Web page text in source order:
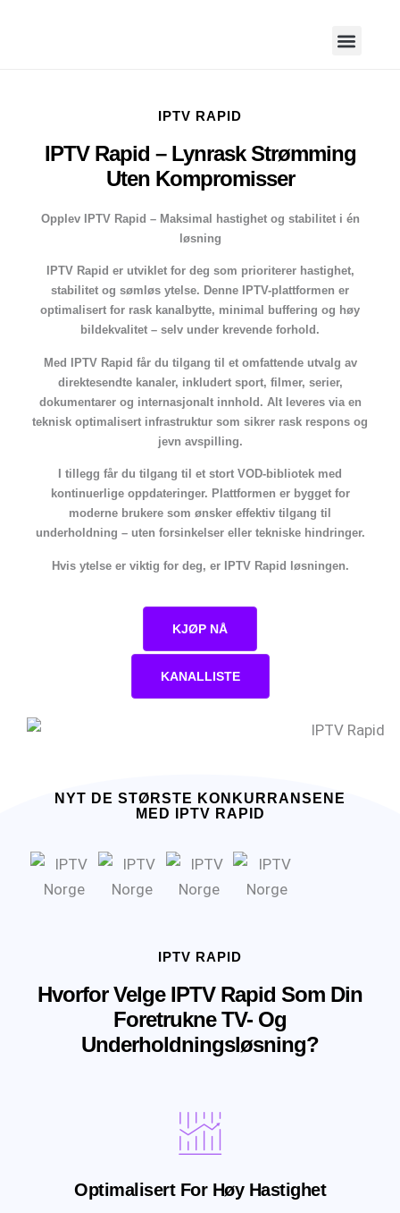
IPTV RAPID
IPTV Rapid – Lynrask Strømming
Uten Kompromisser
Opplev IPTV Rapid – Maksimal hastighet og stabilitet i én
løsning
IPTV Rapid er utviklet for deg som prioriterer hastighet,
stabilitet og sømløs ytelse. Denne IPTV-plattformen er
optimalisert for rask kanalbytte, minimal buffering og høy
bildekvalitet – selv under krevende forhold.
Med IPTV Rapid får du tilgang til et omfattende utvalg av
direktesendte kanaler, inkludert sport, filmer, serier,
dokumentarer og internasjonalt innhold. Alt leveres via en
teknisk optimalisert infrastruktur som sikrer rask respons og
jevn avspilling.
I tillegg får du tilgang til et stort VOD-bibliotek med
kontinuerlige oppdateringer. Plattformen er bygget for
moderne brukere som ønsker effektiv tilgang til
underholdning – uten forsinkelser eller tekniske hindringer.
Hvis ytelse er viktig for deg, er IPTV Rapid løsningen.
KJØP NÅ
KANALLISTE
NYT DE STØRSTE KONKURRANSENE
MED IPTV RAPID
IPTV RAPID
Hvorfor Velge IPTV Rapid Som Din
Foretrukne TV- Og
Underholdningsløsning?
Optimalisert For Høy Hastighet